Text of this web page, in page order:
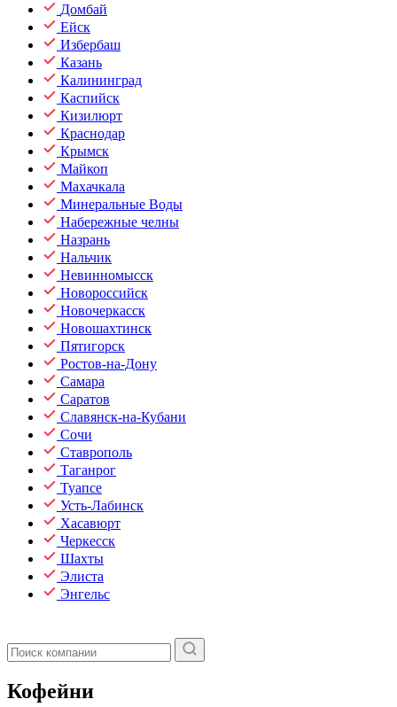
Домбай
Ейск
Избербаш
Казань
Калининград
Каспийск
Кизилюрт
Краснодар
Крымск
Майкоп
Махачкала
Минеральные Воды
Набережные челны
Назрань
Нальчик
Невинномысск
Новороссийск
Новочеркасск
Новошахтинск
Пятигорск
Ростов-на-Дону
Самара
Саратов
Славянск-на-Кубани
Сочи
Ставрополь
Таганрог
Туапсе
Усть-Лабинск
Хасавюрт
Черкесск
Шахты
Элиста
Энгельс
Кофейни